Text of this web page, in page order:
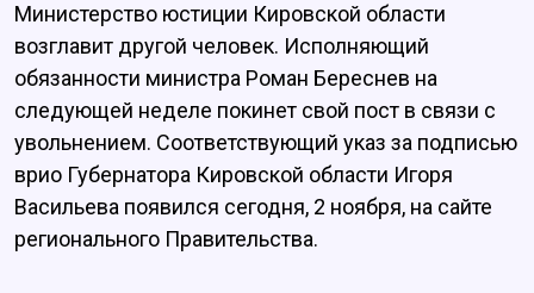
Министерство юстиции Кировской области
возглавит другой человек. Исполняющий
обязанности министра Роман Береснев на
следующей неделе покинет свой пост в связи с
увольнением. Соответствующий указ за подписью
врио Губернатора Кировской области Игоря
Васильева появился сегодня, 2 ноября, на сайте
регионального Правительства.